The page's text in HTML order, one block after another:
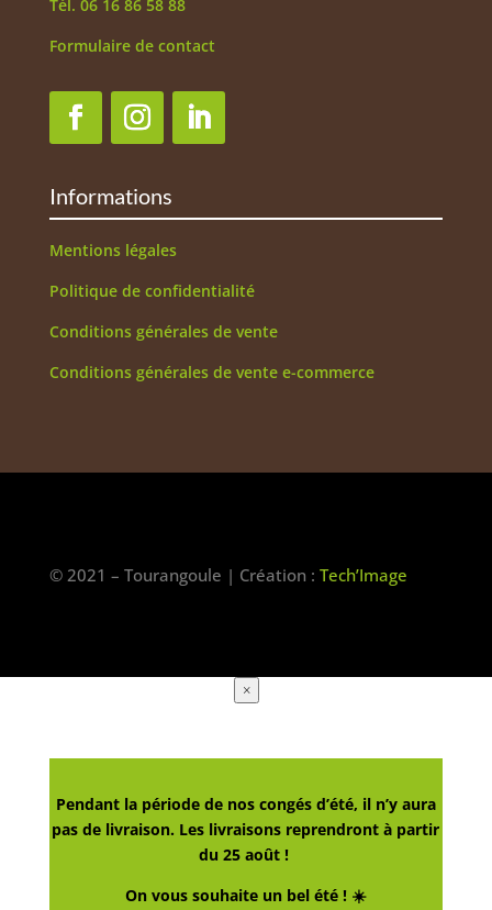
Tél. 06 16 86 58 88
Formulaire de contact
Informations
Mentions légales
Politique de confidentialité
Conditions générales de vente
Conditions générales de vente e-commerce
© 2021 – Tourangoule | Création : Tech’Image
×
Pendant la période de nos congés d’été, il n’y aura
pas de livraison. Les livraisons reprendront à partir
du 25 août !
On vous souhaite un bel été ! ☀️